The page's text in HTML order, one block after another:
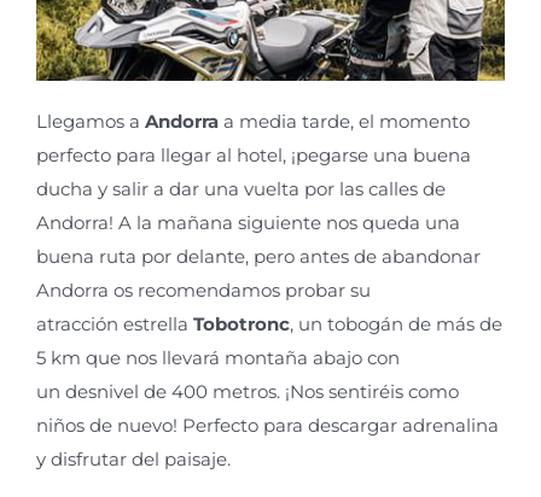
Llegamos a Andorra a media tarde, el momento
perfecto para llegar al hotel, ¡pegarse una buena
ducha y salir a dar una vuelta por las calles de
Andorra! A la mañana siguiente nos queda una
buena ruta por delante, pero antes de abandonar
Andorra os recomendamos probar su
atracción estrella Tobotronc, un tobogán de más de
5 km que nos llevará montaña abajo con
un desnivel de 400 metros. ¡Nos sentiréis como
niños de nuevo! Perfecto para descargar adrenalina
y disfrutar del paisaje.